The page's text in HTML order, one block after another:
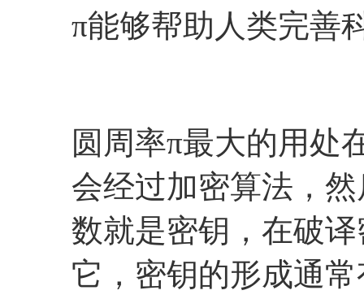
π能够帮助人类完善
圆周率π最大的用处
会经过加密算法，
数就是密钥，在破
它，密钥的形成通